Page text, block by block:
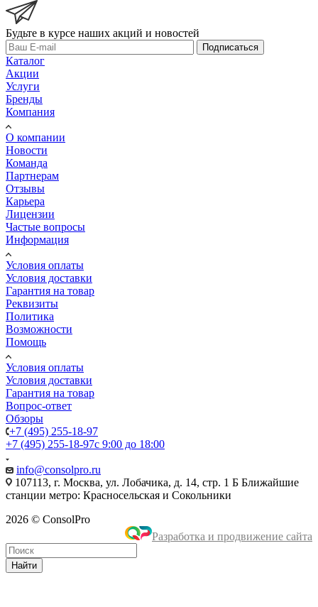
Будьте в курсе наших акций и новостей
Подписаться
Каталог
Акции
Услуги
Бренды
Компания
О компании
Новости
Команда
Партнерам
Отзывы
Карьера
Лицензии
Частые вопросы
Информация
Условия оплаты
Условия доставки
Гарантия на товар
Реквизиты
Политика
Возможности
Помощь
Условия оплаты
Условия доставки
Гарантия на товар
Вопрос-ответ
Обзоры
+7 (495) 255-18-97
+7 (495) 255-18-97с 9:00 до 18:00
info@consolpro.ru
107113, г. Москва, ул. Лобачика, д. 14, стр. 1 Б Ближайшие
станции метро: Красносельская и Сокольники
2026 © ConsolPro
Разработка и продвижение сайта
Найти